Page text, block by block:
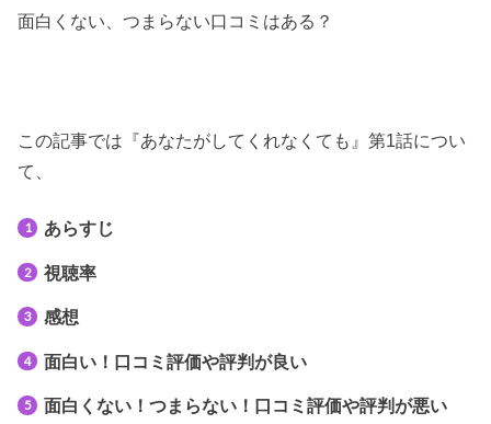
面白くない、つまらない口コミはある？
この記事では『あなたがしてくれなくても』第1話につい
て、
あらすじ
視聴率
感想
面白い！口コミ評価や評判が良い
面白くない！つまらない！口コミ評価や評判が悪い